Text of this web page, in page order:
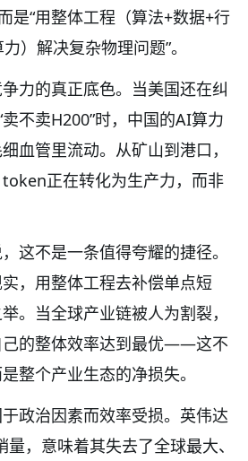
是“用整体工程（算法+数据+行
）解决复杂物理问题”。
力的真正底色。当美国还在纠
卖不卖H200”时，中国的AI算力
血管里流动。从矿山到港口，
正在转化为生产力，而非
这不是一条值得夸耀的捷径。
，用整体工程去补偿单点短
。当全球产业链被人为割裂，
己的整体效率达到最优——这不
整个产业生态的净损失。
政治因素而效率受损。英伟达
，意味着其失去了全球最大、